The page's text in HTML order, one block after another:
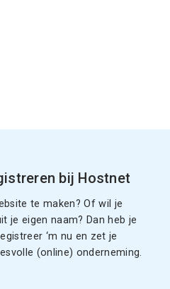
bij Hostnet
te maken? Of wil je
je eigen naam? Dan heb je
‘m nu en zet je
(online) onderneming.